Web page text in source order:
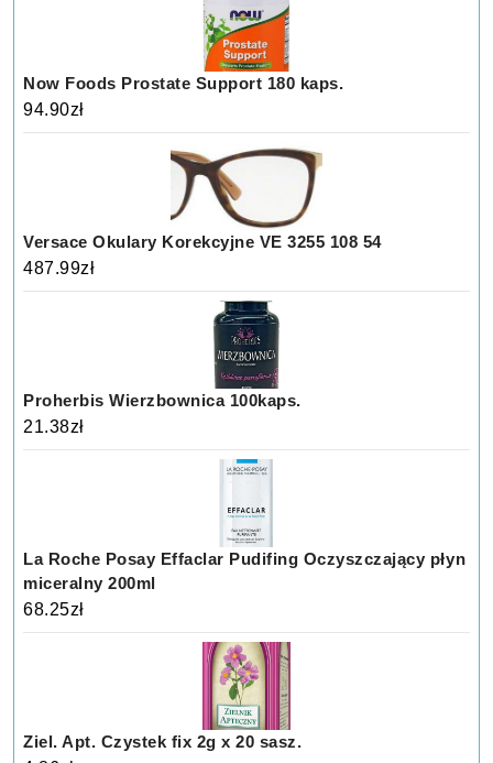
Now Foods Prostate Support 180 kaps.
94.90zł
Versace Okulary Korekcyjne VE 3255 108 54
487.99zł
Proherbis Wierzbownica 100kaps.
21.38zł
La Roche Posay Effaclar Pudifing Oczyszczający płyn
miceralny 200ml
68.25zł
Ziel. Apt. Czystek fix 2g x 20 sasz.